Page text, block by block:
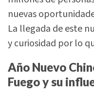
nuevas
La llegada de este
y curiosidad por lo
Año Nuevo
Fuego y su